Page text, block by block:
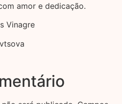
amor e dedicação.
Vinagre